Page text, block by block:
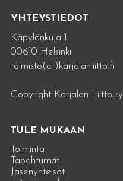
YHTEYSTIEDOT
Käpylänkuja 1
00610 Helsinki
toimisto(at)karjalanliitto.fi
Copyright Karjalan Liitto ry
TULE MUKAAN
Toiminta
Tapahtumat
Jäsenyhteisöt